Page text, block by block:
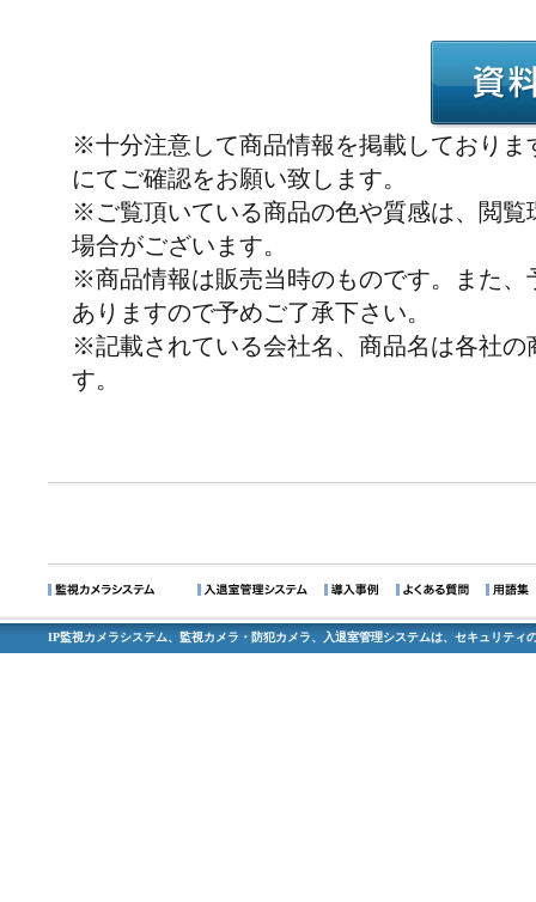
※十分注意して商品情報を掲載しておりま
にてご確認をお願い致します。
※ご覧頂いている商品の色や質感は、閲覧
場合がございます。
※商品情報は販売当時のものです。また、
ありますので予めご了承下さい。
※記載されている会社名、商品名は各社の
す。
IP監視カメラシステム、監視カメラ・防犯カメラ、入退室管理システムは、セキュリティ